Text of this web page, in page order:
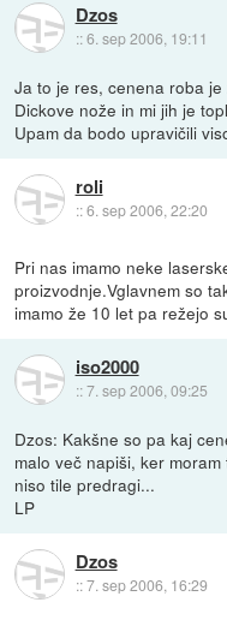
Dzos
::6. sep 2006, 19:11
Ja to je res, cenena roba
Dickove nože in mi jih je
Upam da bodo upravičili
roli
::6. sep 2006, 22:20
Pri nas imamo neke
proizvodnje.Vglavnem so
imamo že 10 let pa režejo
iso2000
::7. sep 2006, 09:25
Dzos: Kakšne so pa kaj
malo več napiši, ker
niso tile predragi...
LP
Dzos
::7. sep 2006, 16:29